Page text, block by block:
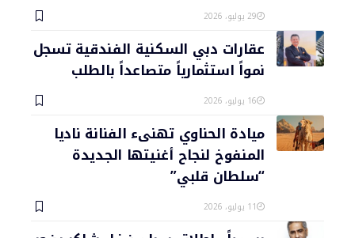
29 يوليو، 2026
عقارات دبي السكنية الفندقية تسجل
نمواً استثمارياً متصاعداً بالطلب
16 يوليو، 2026
ميادة الحناوي تهنىء الفنانة ناديا
المنفوخ لنجاح أغنيتها الجديدة
“سلطان قلبي”
11 يوليو، 2026